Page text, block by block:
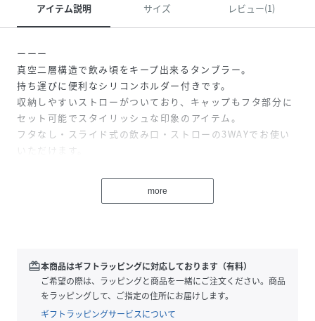
アイテム説明 サイズ レビュー(1)
ーーー
真空二層構造で飲み頃をキープ出来るタンブラー。
持ち運びに便利なシリコンホルダー付きです。
収納しやすいストローがついており、キャップもフタ部分に
セット可能でスタイリッシュな印象のアイテム。
フタなし・スライド式の飲み口・ストローの3WAYでお使い
いただけます。
■食洗機、電子レンジ、オーブン、IH、直火：不可
素材
本体:ステンレス
蓋:PC・PP・POM・シリコーン
ストロー:PP・シリコン
more
redeem本商品はギフトラッピングに対応しております（有料）
ご希望の際は、ラッピングと商品を一緒にご注文ください。商品
をラッピングして、ご指定の住所にお届けします。
ギフトラッピングサービスについて